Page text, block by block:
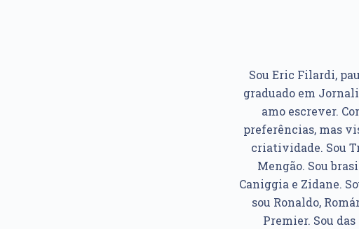
Sou Eric Filardi,
graduado em
amo escrever.
preferências, mas
criatividade. Sou
Mengão. Sou
Caniggia e Zidane.
sou Ronaldo,
Premier. Sou